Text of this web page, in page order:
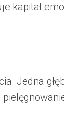
kapitał
Jedna